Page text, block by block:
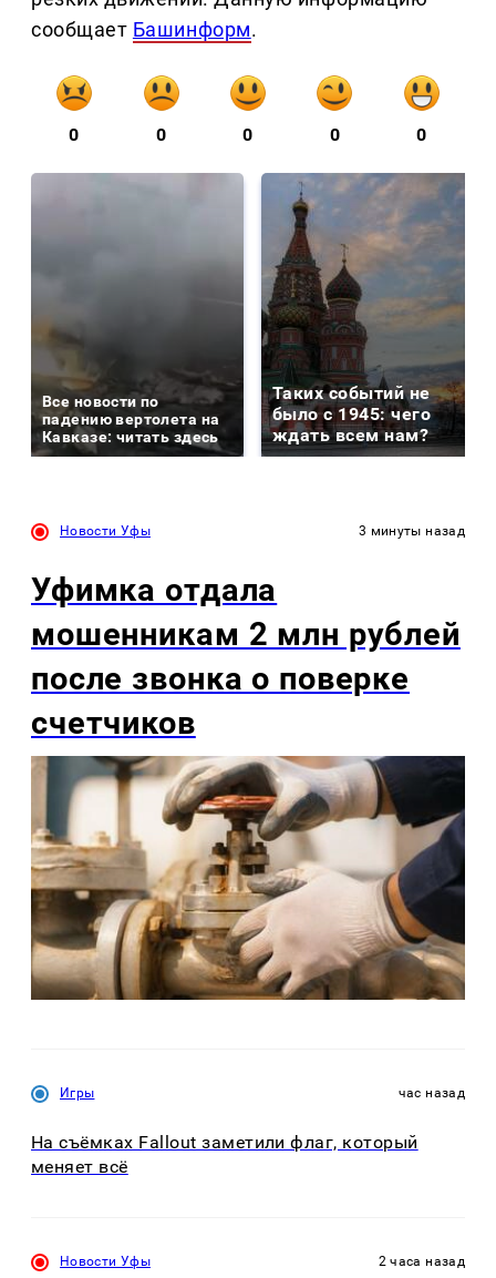
сообщает Башинформ.
0 0 0 0 0
Все новости по
падению вертолета на
Кавказе: читать здесь
Таких событий не
было с 1945: чего
ждать всем нам?
Новости Уфы 3 минуты назад
Уфимка отдала
мошенникам 2 млн рублей
после звонка о поверке
счетчиков
Игры час назад
На съёмках Fallout заметили флаг, который
меняет всё
Новости Уфы 2 часа назад